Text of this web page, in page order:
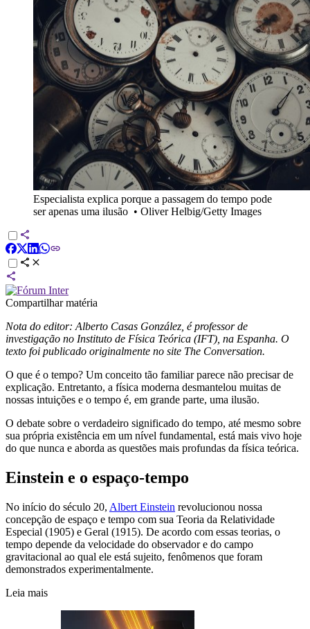
Especialista explica porque a passagem do tempo pode
ser apenas uma ilusão • Oliver Helbig/Getty Images
Compartilhar matéria
Nota do editor: Alberto Casas González, é professor de
investigação no Instituto de Física Teórica (IFT), na Espanha. O
texto foi publicado originalmente no site The Conversation.
O que é o tempo? Um conceito tão familiar parece não precisar de
explicação. Entretanto, a física moderna desmantelou muitas de
nossas intuições e o tempo é, em grande parte, uma ilusão.
O debate sobre o verdadeiro significado do tempo, até mesmo sobre
sua própria existência em um nível fundamental, está mais vivo hoje
do que nunca e aborda as questões mais profundas da física teórica.
Einstein e o espaço-tempo
No início do século 20, Albert Einstein revolucionou nossa
concepção de espaço e tempo com sua Teoria da Relatividade
Especial (1905) e Geral (1915). De acordo com essas teorias, o
tempo depende da velocidade do observador e do campo
gravitacional ao qual ele está sujeito, fenômenos que foram
demonstrados experimentalmente.
Leia mais